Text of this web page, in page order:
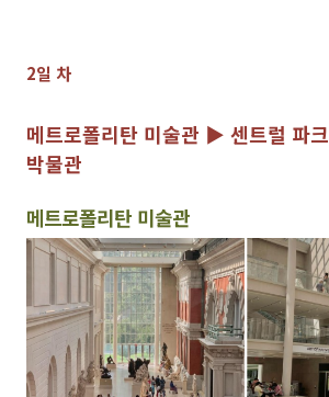
2일 차
메트로폴리탄 미술관 ▶ 센트럴 파크
박물관
메트로폴리탄 미술관